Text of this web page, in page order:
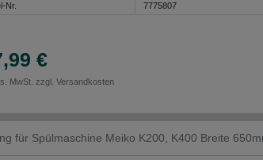
Nr. 7775807
€
MwSt. zzgl. Versandkosten
für Spülmaschine Meiko K200, K400 Breite